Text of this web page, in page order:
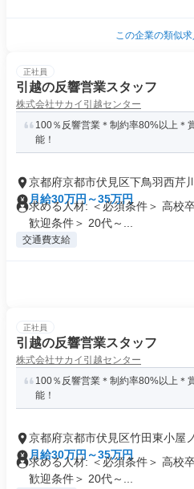
この企業の類似
正社員
引越の反響営業スタッフ
株式会社サカイ引越センター
100％反響営業＊制約率80%以上＊
能！
京都府京都市伏見区下鳥羽西芹
月給30万円～35万円
求める人材: ＜必須条件＞ 高校
歓迎条件＞ 20代～...
交通費支給
正社員
引越の反響営業スタッフ
株式会社サカイ引越センター
100％反響営業＊制約率80%以上＊
能！
京都府京都市伏見区竹田東小屋
月給30万円～35万円
求める人材: ＜必須条件＞ 高校
歓迎条件＞ 20代～...